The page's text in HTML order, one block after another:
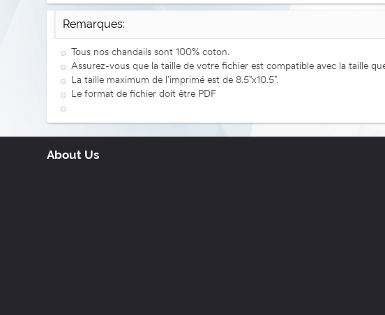
Remarques:
Tous nos chandails sont 100% coton.
Assurez-vous que la taille de votre fichier est compatible avec la taille
La taille maximum de l'imprimé est de 8.5"x10.5".
Le format de fichier doit être PDF
About Us